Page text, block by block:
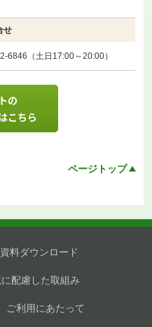
の
こちら
せ
6846（土日17:00～20:00）
ページトップ
料ダウンロード
配慮した取組み
ご利用にあたって